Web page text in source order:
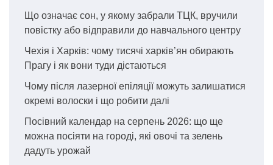
Що означає сон, у якому забрали ТЦК, вручили
повістку або відправили до навчального центру
Чехія і Харків: чому тисячі харків’ян обирають
Прагу і як вони туди дістаються
Чому після лазерної епіляції можуть залишатися
окремі волоски і що робити далі
Посівний календар на серпень 2026: що ще
можна посіяти на городі, які овочі та зелень
дадуть урожай